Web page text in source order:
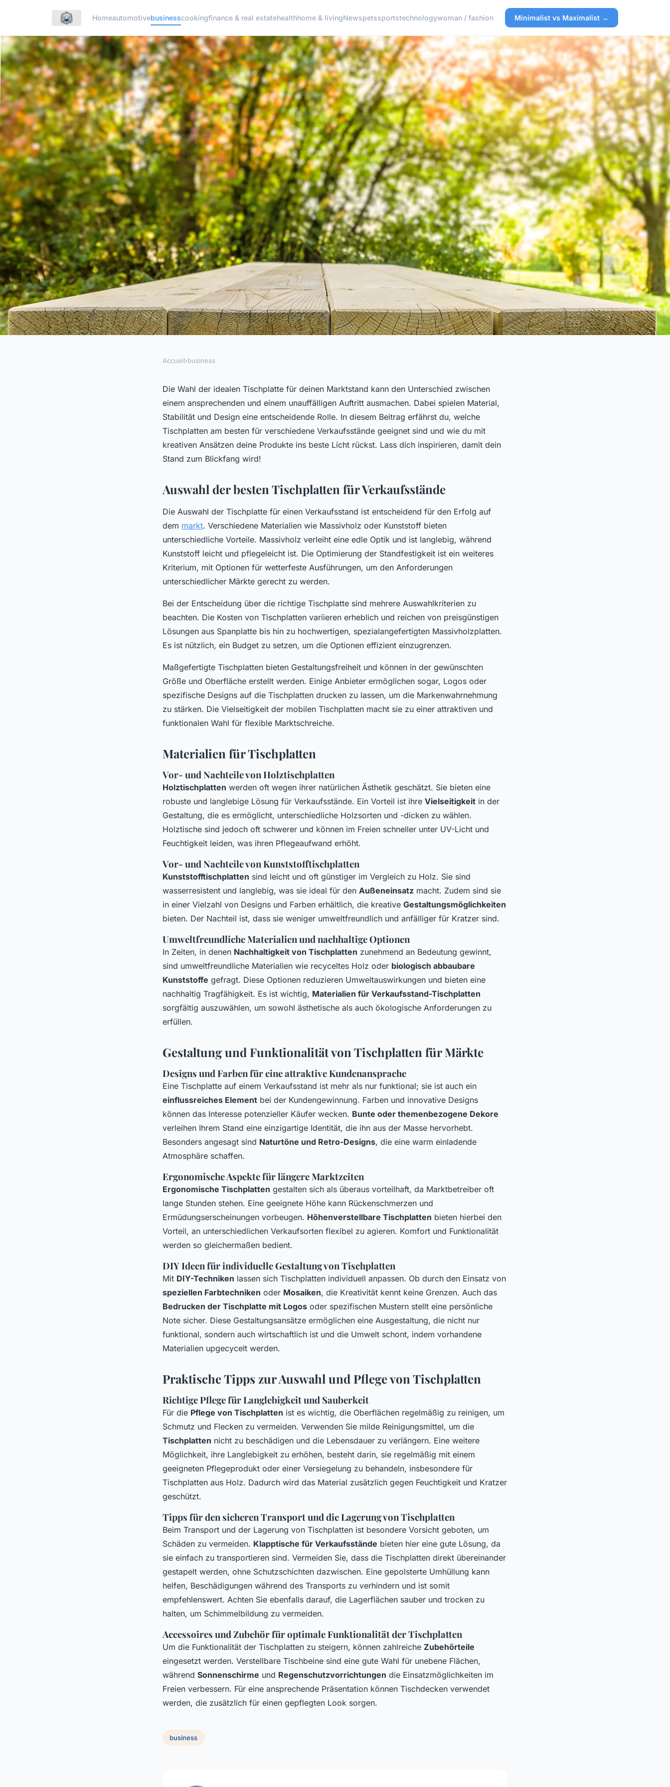
Homeautomotivebusinesscookingfinance & real estatehealthhome & livingNewspetssportstechnologywoman / fashion Minimalist vs Maximalist →
Die besten tischplatten für deinen
markt verkaufsstand auswählen
Accueil›business
Die Wahl der idealen Tischplatte für deinen Marktstand kann den Unterschied zwischen
einem ansprechenden und einem unauffälligen Auftritt ausmachen. Dabei spielen Material,
Stabilität und Design eine entscheidende Rolle. In diesem Beitrag erfährst du, welche
Tischplatten am besten für verschiedene Verkaufsstände geeignet sind und wie du mit
kreativen Ansätzen deine Produkte ins beste Licht rückst. Lass dich inspirieren, damit dein
Stand zum Blickfang wird!
Auswahl der besten Tischplatten für Verkaufsstände
Die Auswahl der Tischplatte für einen Verkaufsstand ist entscheidend für den Erfolg auf
dem markt. Verschiedene Materialien wie Massivholz oder Kunststoff bieten
unterschiedliche Vorteile. Massivholz verleiht eine edle Optik und ist langlebig, während
Kunststoff leicht und pflegeleicht ist. Die Optimierung der Standfestigkeit ist ein weiteres
Kriterium, mit Optionen für wetterfeste Ausführungen, um den Anforderungen
unterschiedlicher Märkte gerecht zu werden.
Bei der Entscheidung über die richtige Tischplatte sind mehrere Auswahlkriterien zu
beachten. Die Kosten von Tischplatten variieren erheblich und reichen von preisgünstigen
Lösungen aus Spanplatte bis hin zu hochwertigen, spezialangefertigten Massivholzplatten.
Es ist nützlich, ein Budget zu setzen, um die Optionen effizient einzugrenzen.
Maßgefertigte Tischplatten bieten Gestaltungsfreiheit und können in der gewünschten
Größe und Oberfläche erstellt werden. Einige Anbieter ermöglichen sogar, Logos oder
spezifische Designs auf die Tischplatten drucken zu lassen, um die Markenwahrnehmung
zu stärken. Die Vielseitigkeit der mobilen Tischplatten macht sie zu einer attraktiven und
funktionalen Wahl für flexible Marktschreiche.
Materialien für Tischplatten
Vor- und Nachteile von Holztischplatten
Holztischplatten werden oft wegen ihrer natürlichen Ästhetik geschätzt. Sie bieten eine
robuste und langlebige Lösung für Verkaufsstände. Ein Vorteil ist ihre Vielseitigkeit in der
Gestaltung, die es ermöglicht, unterschiedliche Holzsorten und -dicken zu wählen.
Holztische sind jedoch oft schwerer und können im Freien schneller unter UV-Licht und
Feuchtigkeit leiden, was ihren Pflegeaufwand erhöht.
Vor- und Nachteile von Kunststofftischplatten
Kunststofftischplatten sind leicht und oft günstiger im Vergleich zu Holz. Sie sind
wasserresistent und langlebig, was sie ideal für den Außeneinsatz macht. Zudem sind sie
in einer Vielzahl von Designs und Farben erhältlich, die kreative Gestaltungsmöglichkeiten
bieten. Der Nachteil ist, dass sie weniger umweltfreundlich und anfälliger für Kratzer sind.
Umweltfreundliche Materialien und nachhaltige Optionen
In Zeiten, in denen Nachhaltigkeit von Tischplatten zunehmend an Bedeutung gewinnt,
sind umweltfreundliche Materialien wie recyceltes Holz oder biologisch abbaubare
Kunststoffe gefragt. Diese Optionen reduzieren Umweltauswirkungen und bieten eine
nachhaltig Tragfähigkeit. Es ist wichtig, Materialien für Verkaufsstand-Tischplatten
sorgfältig auszuwählen, um sowohl ästhetische als auch ökologische Anforderungen zu
erfüllen.
Gestaltung und Funktionalität von Tischplatten für Märkte
Designs und Farben für eine attraktive Kundenansprache
Eine Tischplatte auf einem Verkaufsstand ist mehr als nur funktional; sie ist auch ein
einflussreiches Element bei der Kundengewinnung. Farben und innovative Designs
können das Interesse potenzieller Käufer wecken. Bunte oder themenbezogene Dekore
verleihen Ihrem Stand eine einzigartige Identität, die ihn aus der Masse hervorhebt.
Besonders angesagt sind Naturtöne und Retro-Designs, die eine warm einladende
Atmosphäre schaffen.
Ergonomische Aspekte für längere Marktzeiten
Ergonomische Tischplatten gestalten sich als überaus vorteilhaft, da Marktbetreiber oft
lange Stunden stehen. Eine geeignete Höhe kann Rückenschmerzen und
Ermüdungserscheinungen vorbeugen. Höhenverstellbare Tischplatten bieten hierbei den
Vorteil, an unterschiedlichen Verkaufsorten flexibel zu agieren. Komfort und Funktionalität
werden so gleichermaßen bedient.
DIY Ideen für individuelle Gestaltung von Tischplatten
Mit DIY-Techniken lassen sich Tischplatten individuell anpassen. Ob durch den Einsatz von
speziellen Farbtechniken oder Mosaiken, die Kreativität kennt keine Grenzen. Auch das
Bedrucken der Tischplatte mit Logos oder spezifischen Mustern stellt eine persönliche
Note sicher. Diese Gestaltungsansätze ermöglichen eine Ausgestaltung, die nicht nur
funktional, sondern auch wirtschaftlich ist und die Umwelt schont, indem vorhandene
Materialien upgecycelt werden.
Praktische Tipps zur Auswahl und Pflege von Tischplatten
Richtige Pflege für Langlebigkeit und Sauberkeit
Für die Pflege von Tischplatten ist es wichtig, die Oberflächen regelmäßig zu reinigen, um
Schmutz und Flecken zu vermeiden. Verwenden Sie milde Reinigungsmittel, um die
Tischplatten nicht zu beschädigen und die Lebensdauer zu verlängern. Eine weitere
Möglichkeit, ihre Langlebigkeit zu erhöhen, besteht darin, sie regelmäßig mit einem
geeigneten Pflegeprodukt oder einer Versiegelung zu behandeln, insbesondere für
Tischplatten aus Holz. Dadurch wird das Material zusätzlich gegen Feuchtigkeit und Kratzer
geschützt.
Tipps für den sicheren Transport und die Lagerung von Tischplatten
Beim Transport und der Lagerung von Tischplatten ist besondere Vorsicht geboten, um
Schäden zu vermeiden. Klapptische für Verkaufsstände bieten hier eine gute Lösung, da
sie einfach zu transportieren sind. Vermeiden Sie, dass die Tischplatten direkt übereinander
gestapelt werden, ohne Schutzschichten dazwischen. Eine gepolsterte Umhüllung kann
helfen, Beschädigungen während des Transports zu verhindern und ist somit
empfehlenswert. Achten Sie ebenfalls darauf, die Lagerflächen sauber und trocken zu
halten, um Schimmelbildung zu vermeiden.
Accessoires und Zubehör für optimale Funktionalität der Tischplatten
Um die Funktionalität der Tischplatten zu steigern, können zahlreiche Zubehörteile
eingesetzt werden. Verstellbare Tischbeine sind eine gute Wahl für unebene Flächen,
während Sonnenschirme und Regenschutzvorrichtungen die Einsatzmöglichkeiten im
Freien verbessern. Für eine ansprechende Präsentation können Tischdecken verwendet
werden, die zusätzlich für einen gepflegten Look sorgen.
business